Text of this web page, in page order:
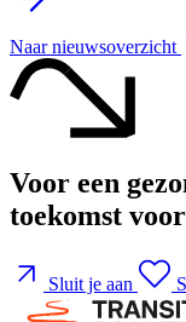
Naar nieuwsoverzicht
Voor een
toekomst
Sluit je aan